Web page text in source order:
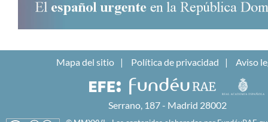
Mapa del sitio Política de privacidad Aviso
Serrano, 187 - Madrid 28002